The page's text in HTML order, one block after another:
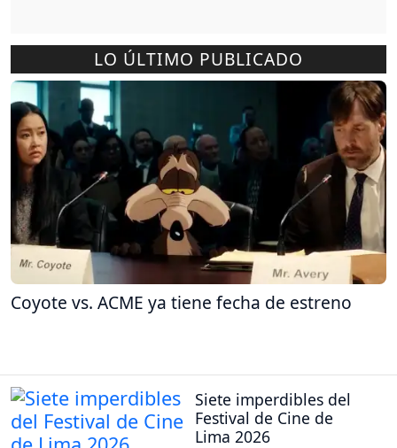
LO ÚLTIMO PUBLICADO
Coyote vs. ACME ya tiene fecha de estreno
Siete imperdibles del
Festival de Cine de
Lima 2026